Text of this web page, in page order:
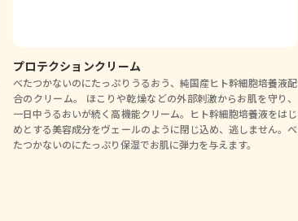
プロテクションクリーム
べたつかないのにたっぷりうるおう、純国産ヒト幹細胞培養液配
合のクリーム。 ほこりや乾燥などの外部刺激からお肌を守り、
一日中うるおいが続く高機能クリーム。ヒト幹細胞培養液をはじ
めとする美容成分をヴェールのように閉じ込め、逃しません。べ
たつかないのにたっぷり保湿でお肌に弾力を与えます。